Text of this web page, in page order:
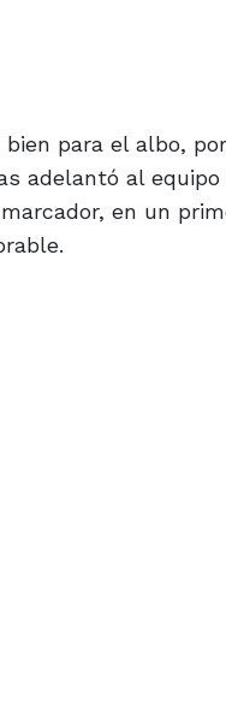
bien para el albo,
adelantó al equipo
en un